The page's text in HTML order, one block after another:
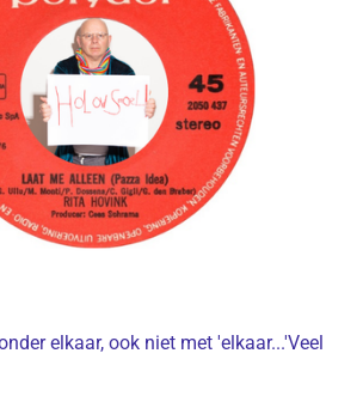
elkaar, ook niet met 'elkaar...'Veel